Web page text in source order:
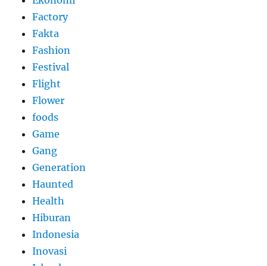
Factory
Fakta
Fashion
Festival
Flight
Flower
foods
Game
Gang
Generation
Haunted
Health
Hiburan
Indonesia
Inovasi